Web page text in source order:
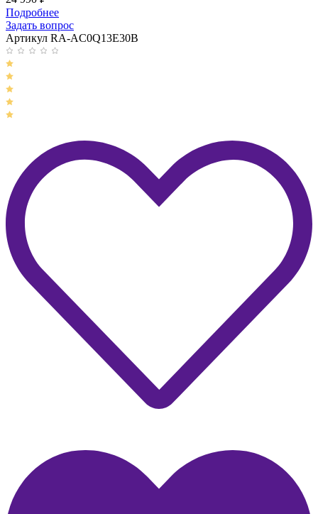
Подробнее
Задать вопрос
Артикул RA-AC0Q13E30B